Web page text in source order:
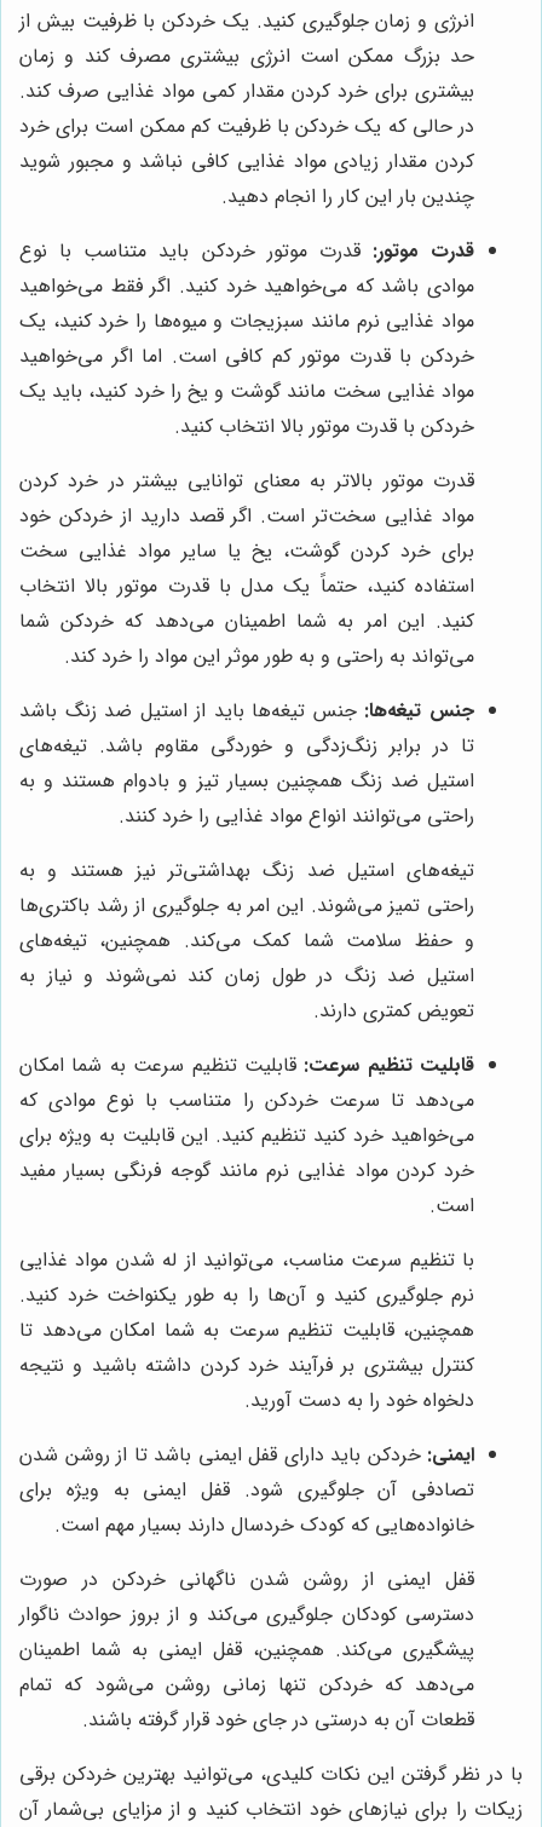
انرژی و زمان جلوگیری کنید. یک خردکن با ظرفیت بیش از
حد بزرگ ممکن است انرژی بیشتری مصرف کند و زمان
بیشتری برای خرد کردن مقدار کمی مواد غذایی صرف کند.
در حالی که یک خردکن با ظرفیت کم ممکن است برای خرد
کردن مقدار زیادی مواد غذایی کافی نباشد و مجبور شوید
چندین بار این کار را انجام دهید.
قدرت موتور: قدرت موتور خردکن باید متناسب با نوع
موادی باشد که می‌خواهید خرد کنید. اگر فقط می‌خواهید
مواد غذایی نرم مانند سبزیجات و میوه‌ها را خرد کنید، یک
خردکن با قدرت موتور کم کافی است. اما اگر می‌خواهید
مواد غذایی سخت مانند گوشت و یخ را خرد کنید، باید یک
خردکن با قدرت موتور بالا انتخاب کنید.
قدرت موتور بالاتر به معنای توانایی بیشتر در خرد کردن
مواد غذایی سخت‌تر است. اگر قصد دارید از خردکن خود
برای خرد کردن گوشت، یخ یا سایر مواد غذایی سخت
استفاده کنید، حتماً یک مدل با قدرت موتور بالا انتخاب
کنید. این امر به شما اطمینان می‌دهد که خردکن شما
می‌تواند به راحتی و به طور موثر این مواد را خرد کند.
جنس تیغه‌ها: جنس تیغه‌ها باید از استیل ضد زنگ باشد
تا در برابر زنگ‌زدگی و خوردگی مقاوم باشد. تیغه‌های
استیل ضد زنگ همچنین بسیار تیز و بادوام هستند و به
راحتی می‌توانند انواع مواد غذایی را خرد کنند.
تیغه‌های استیل ضد زنگ بهداشتی‌تر نیز هستند و به
راحتی تمیز می‌شوند. این امر به جلوگیری از رشد باکتری‌ها
و حفظ سلامت شما کمک می‌کند. همچنین، تیغه‌های
استیل ضد زنگ در طول زمان کند نمی‌شوند و نیاز به
تعویض کمتری دارند.
قابلیت تنظیم سرعت: قابلیت تنظیم سرعت به شما امکان
می‌دهد تا سرعت خردکن را متناسب با نوع موادی که
می‌خواهید خرد کنید تنظیم کنید. این قابلیت به ویژه برای
خرد کردن مواد غذایی نرم مانند گوجه فرنگی بسیار مفید
است.
با تنظیم سرعت مناسب، می‌توانید از له شدن مواد غذایی
نرم جلوگیری کنید و آن‌ها را به طور یکنواخت خرد کنید.
همچنین، قابلیت تنظیم سرعت به شما امکان می‌دهد تا
کنترل بیشتری بر فرآیند خرد کردن داشته باشید و نتیجه
دلخواه خود را به دست آورید.
ایمنی: خردکن باید دارای قفل ایمنی باشد تا از روشن شدن
تصادفی آن جلوگیری شود. قفل ایمنی به ویژه برای
خانواده‌هایی که کودک خردسال دارند بسیار مهم است.
قفل ایمنی از روشن شدن ناگهانی خردکن در صورت
دسترسی کودکان جلوگیری می‌کند و از بروز حوادث ناگوار
پیشگیری می‌کند. همچنین، قفل ایمنی به شما اطمینان
می‌دهد که خردکن تنها زمانی روشن می‌شود که تمام
قطعات آن به درستی در جای خود قرار گرفته باشند.
با در نظر گرفتن این نکات کلیدی، می‌توانید بهترین خردکن برقی
زیکات را برای نیازهای خود انتخاب کنید و از مزایای بی‌شمار آن